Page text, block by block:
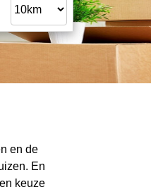
en de
En
keuze